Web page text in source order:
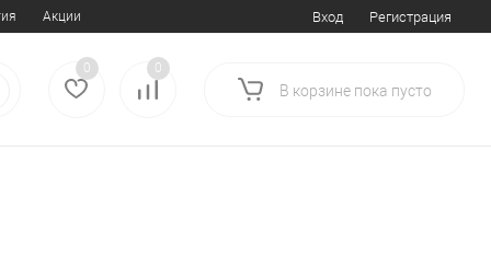
Акции Вход Регистрация
0 0
В корзине пока пусто